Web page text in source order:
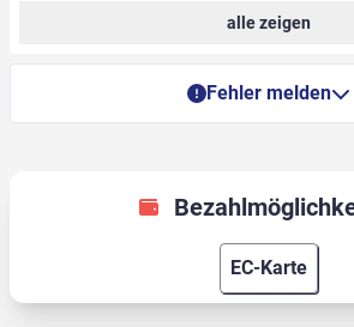
alle zeigen
Fehler melden
EC-Karte